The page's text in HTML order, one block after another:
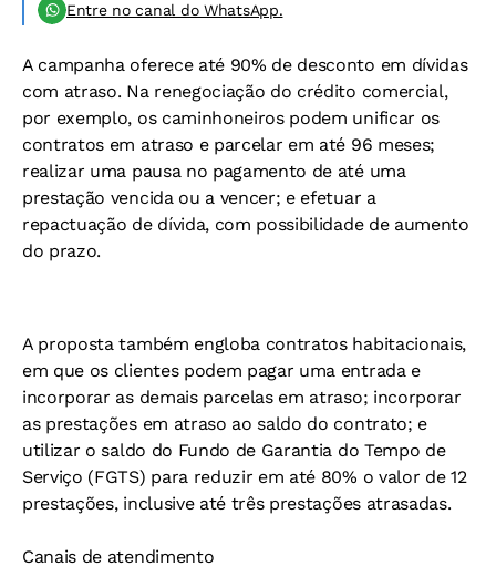
Entre no canal do WhatsApp.
A campanha oferece até 90% de desconto em dívidas
com atraso. Na renegociação do crédito comercial,
por exemplo, os caminhoneiros podem unificar os
contratos em atraso e parcelar em até 96 meses;
realizar uma pausa no pagamento de até uma
prestação vencida ou a vencer; e efetuar a
repactuação de dívida, com possibilidade de aumento
do prazo.
A proposta também engloba contratos habitacionais,
em que os clientes podem pagar uma entrada e
incorporar as demais parcelas em atraso; incorporar
as prestações em atraso ao saldo do contrato; e
utilizar o saldo do Fundo de Garantia do Tempo de
Serviço (FGTS) para reduzir em até 80% o valor de 12
prestações, inclusive até três prestações atrasadas.
Canais de atendimento